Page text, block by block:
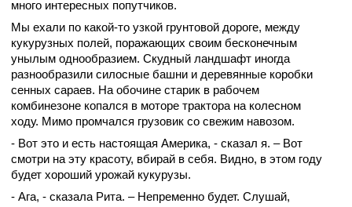
много интересных попутчиков.
Мы ехали по какой-то узкой грунтовой дороге, между
кукурузных полей, поражающих своим бесконечным
унылым однообразием. Скудный ландшафт иногда
разнообразили силосные башни и деревянные коробки
сенных сараев. На обочине старик в рабочем
комбинезоне копался в моторе трактора на колесном
ходу. Мимо промчался грузовик со свежим навозом.
- Вот это и есть настоящая Америка, - сказал я. – Вот
смотри на эту красоту, вбирай в себя. Видно, в этом году
будет хороший урожай кукурузы.
- Ага, - сказала Рита. – Непременно будет. Слушай,